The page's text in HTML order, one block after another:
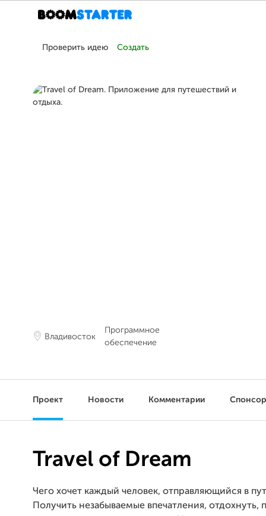
Проверить идею Создать
Владивосток
Программное
обеспечение
Проект Новости Комментарии
Travel of Dream
Чего хочет каждый человек, отправляющийся в
Получить незабываемые впечатления, отдохнуть,